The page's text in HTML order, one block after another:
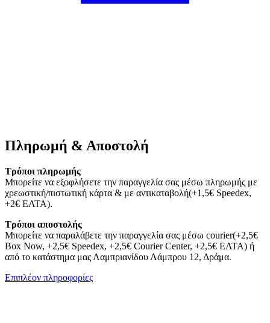
Πληρωμή & Αποστολή
Τρόποι πληρωμής
Μπορείτε να εξοφλήσετε την παραγγελία σας μέσω πληρωμής με
χρεωστική/πιστωτική κάρτα & με αντικαταβολή(+1,5€ Speedex,
+2€ ΕΛΤΑ).
Τρόποι αποστολής
Μπορείτε να παραλάβετε την παραγγελία σας μέσω courier(+2,5€
Box Now, +2,5€ Speedex, +2,5€ Courier Center, +2,5€ ΕΛΤΑ) ή
από το κατάστημα μας Λαμπριανίδου Λάμπρου 12, Δράμα.
Επιπλέον πληροφορίες